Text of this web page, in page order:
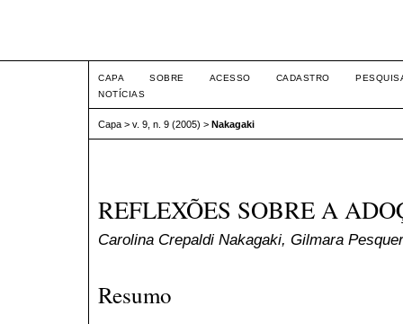
CAPA SOBRE ACESSO CADASTRO
NOTÍCIAS
Capa > v. 9, n. 9 (2005) > Nakagaki
REFLEXÕES SOBRE A
Carolina Crepaldi Nakagaki, Gilmara
Resumo